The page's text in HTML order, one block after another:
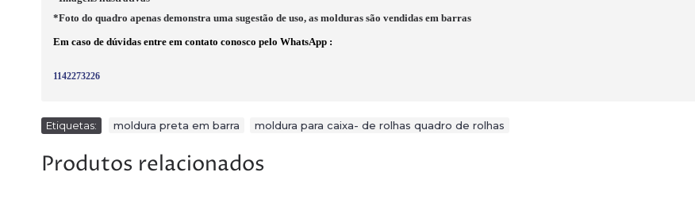
*Foto do quadro apenas demonstra uma sugestão de uso, as molduras são vendidas em barras
Em caso de dúvidas entre em contato conosco pelo WhatsApp :
1142273226
Etiquetas: moldura preta em barra moldura para caixa- de rolhas quadro de rolhas
Produtos relacionados